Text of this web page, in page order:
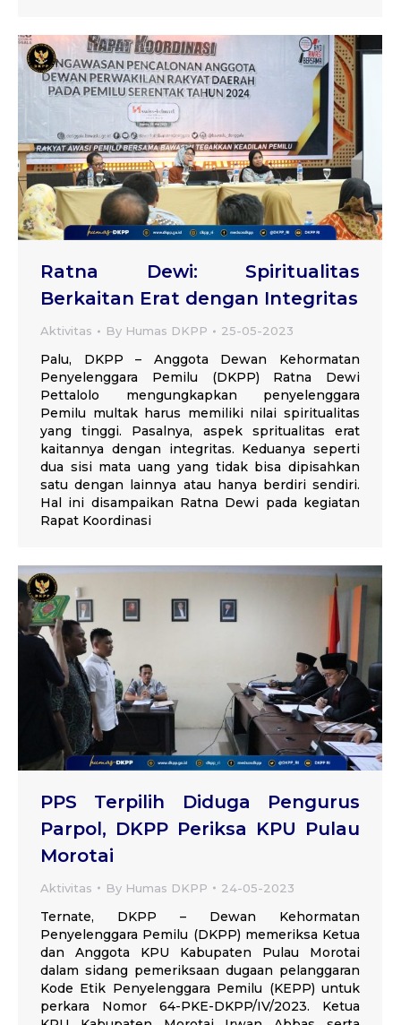
Ratna Dewi: Spiritualitas
Berkaitan Erat dengan Integritas
Aktivitas By Humas DKPP 25-05-2023
Palu, DKPP – Anggota Dewan Kehormatan
Penyelenggara Pemilu (DKPP) Ratna Dewi
Pettalolo mengungkapkan penyelenggara
Pemilu multak harus memiliki nilai spiritualitas
yang tinggi. Pasalnya, aspek spritualitas erat
kaitannya dengan integritas. Keduanya seperti
dua sisi mata uang yang tidak bisa dipisahkan
satu dengan lainnya atau hanya berdiri sendiri.
Hal ini disampaikan Ratna Dewi pada kegiatan
Rapat Koordinasi
PPS Terpilih Diduga Pengurus
Parpol, DKPP Periksa KPU Pulau
Morotai
Aktivitas By Humas DKPP 24-05-2023
Ternate, DKPP – Dewan Kehormatan
Penyelenggara Pemilu (DKPP) memeriksa Ketua
dan Anggota KPU Kabupaten Pulau Morotai
dalam sidang pemeriksaan dugaan pelanggaran
Kode Etik Penyelenggara Pemilu (KEPP) untuk
perkara Nomor 64-PKE-DKPP/IV/2023. Ketua